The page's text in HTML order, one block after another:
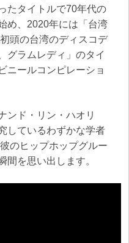
たタイトルで70年代の
め、2020年には「台湾
頭の台湾のディスコデ
グラムレディ」のタイ
ニールコンピレーショ
ンド・リン・ハオリ
しているわずかな学者
のヒップホップグルー
間を思い出します。